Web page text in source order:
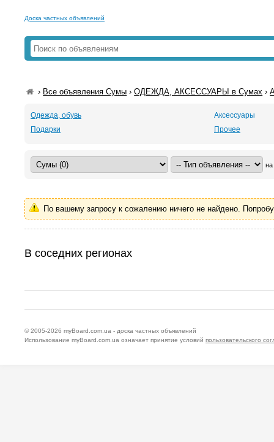
Доска частных объявлений
› Все объявления Сумы ›ОДЕЖДА, АКСЕССУАРЫ в Сумах ›
Одежда, обувь
Аксессуары
Подарки
Прочее
на
По вашему запросу к сожалению ничего не найдено.
В соседних регионах
© 2005-2026 myBoard.com.ua - доска частных объявлений
Использование myBoard.com.ua означает принятие условий пользовательского